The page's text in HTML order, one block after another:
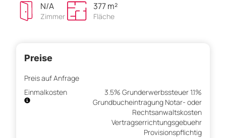
N/A
Zimmer
377 m²
Fläche
Preise
Preis auf Anfrage
Einmalkosten
3.5% Grunderwerbssteuer 1.1%
Grundbucheintragung Notar- oder
Rechtsanwaltskosten
Vertragserrichtungsgebuehr
Provisionspflichtig